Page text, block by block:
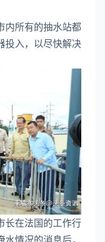
内所有的抽水站都
投入，以尽快解决
长在法国的工作行